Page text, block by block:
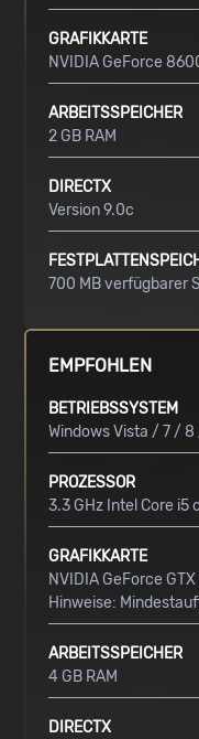
GRAFIKKARTE
NVIDIA GeForce
ARBEITSSPEICHER
2 GB RAM
DIRECTX
Version 9.0c
700 MB verfügbarer
EMPFOHLEN
BETRIEBSSYSTEM
Windows Vista / 7 / 8
PROZESSOR
3.3 GHz Intel Core
GRAFIKKARTE
NVIDIA GeForce
Hinweise:
ARBEITSSPEICHER
4 GB RAM
DIRECTX